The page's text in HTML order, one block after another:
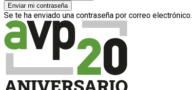
Se te ha enviado una contraseña por correo electrónico.